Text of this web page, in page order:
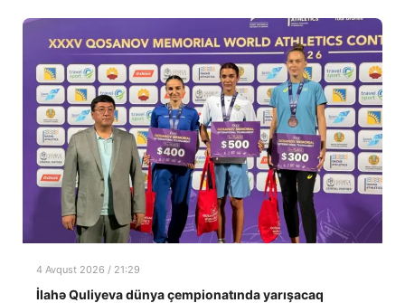
4 Avqust 2026 / 21:29
İlahə Quliyeva dünya çempionatında yarışacaq